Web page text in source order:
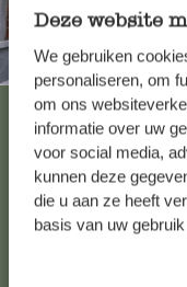
Deze website
We gebruiken
personaliseren, om
om ons
informatie over uw
voor social media,
kunnen deze
die u aan ze heeft
basis van uw
Altijd in
Bekijk alle 62